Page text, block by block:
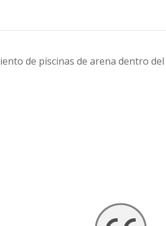
de piscinas de arena dentro